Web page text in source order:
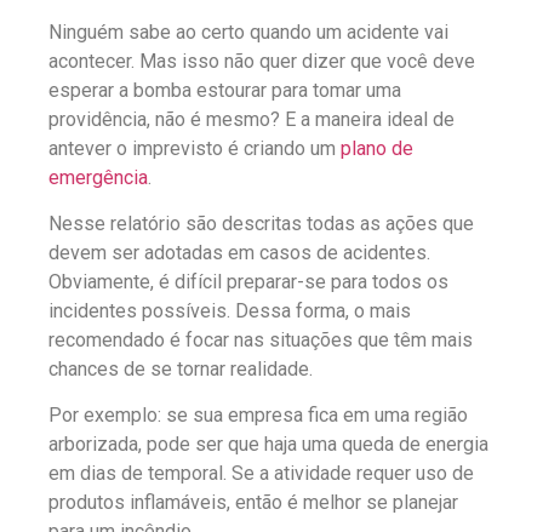
Ninguém sabe ao certo quando um acidente vai
acontecer. Mas isso não quer dizer que você deve
esperar a bomba estourar para tomar uma
providência, não é mesmo? E a maneira ideal de
antever o imprevisto é criando um plano de
emergência
Nesse relatório são descritas todas as ações que
devem ser adotadas em casos de acidentes.
Obviamente, é difícil preparar-se para todos os
incidentes possíveis. Dessa forma, o mais
recomendado é focar nas situações que têm mais
chances de se tornar realidade.
Por exemplo: se sua empresa fica em uma região
arborizada, pode ser que haja uma queda de energia
em dias de temporal. Se a atividade requer uso de
produtos inflamáveis, então é melhor se planejar